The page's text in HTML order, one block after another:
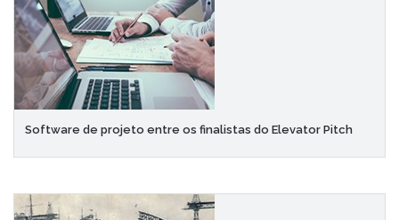
Software de projeto entre os finalistas do Elevator Pitch